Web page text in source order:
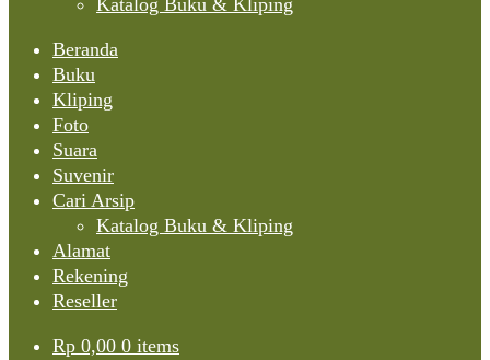
Katalog Buku & Kliping
Beranda
Buku
Kliping
Foto
Suara
Suvenir
Cari Arsip
Katalog Buku & Kliping
Alamat
Rekening
Reseller
Rp 0,00 0 items